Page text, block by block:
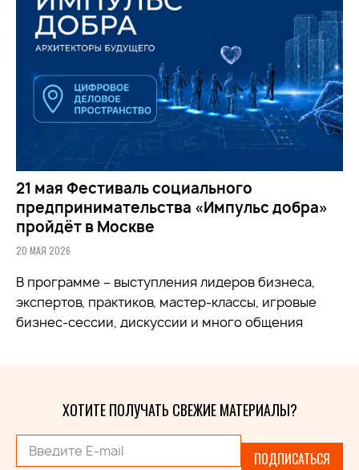
21 мая Фестиваль социального
предпринимательства «Импульс добра»
пройдёт в Москве
20 МАЯ 2026
В программе – выступления лидеров бизнеса,
экспертов, практиков, мастер-классы, игровые
бизнес-сессии, дискуссии и много общения
ХОТИТЕ ПОЛУЧАТЬ СВЕЖИЕ МАТЕРИАЛЫ?
ПОДПИСАТЬСЯ